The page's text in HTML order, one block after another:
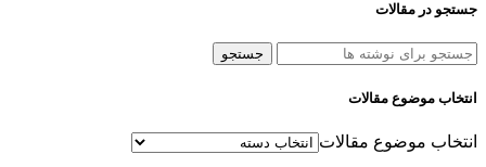
جستجو در مقالات
جستجو
انتخاب موضوع مقالات
انتخاب موضوع مقالات